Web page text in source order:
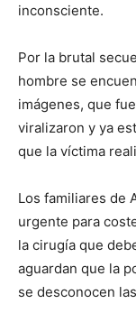
inconsciente.
Por la brutal
hombre se
imágenes, que
viralizaron y ya
que la víctima
Los familiares de
urgente para
la cirugía que
aguardan que la
se desconocen